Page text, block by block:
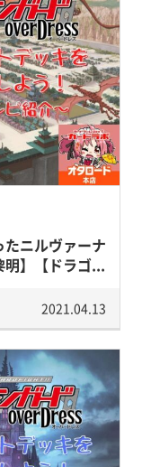
たニルヴァーナ
明】【ドラゴ...
2021.04.13